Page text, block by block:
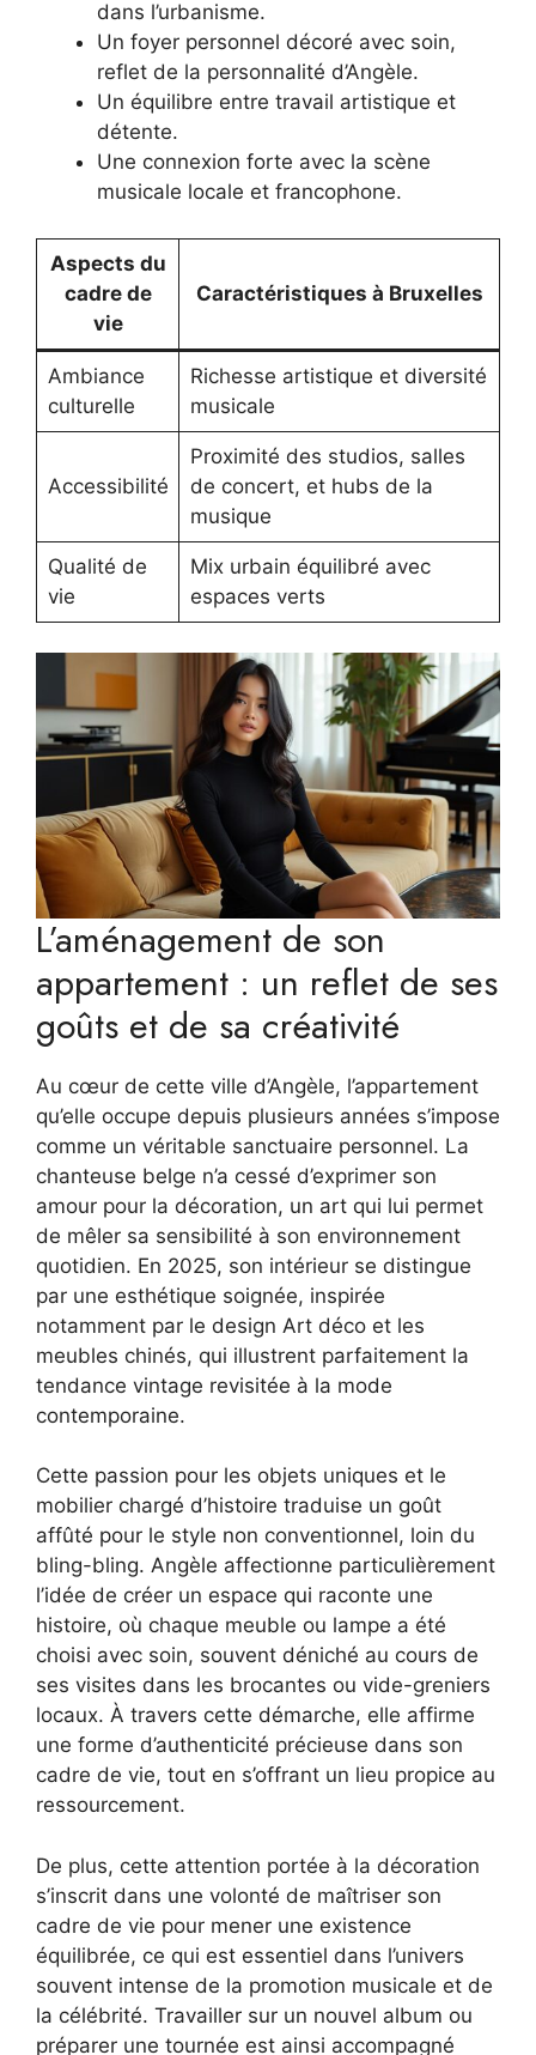
dans l’urbanisme.
Un foyer personnel décoré avec soin,
reflet de la personnalité d’Angèle.
Un équilibre entre travail artistique et
détente.
Une connexion forte avec la scène
musicale locale et francophone.
Aspects du
cadre de
vie
Caractéristiques à Bruxelles
Ambiance
culturelle
Richesse artistique et diversité
musicale
Accessibilité
Proximité des studios, salles
de concert, et hubs de la
musique
Qualité de
vie
Mix urbain équilibré avec
espaces verts
L’aménagement de son
appartement : un reflet de ses
goûts et de sa créativité
Au cœur de cette ville d’Angèle, l’appartement
qu’elle occupe depuis plusieurs années s’impose
comme un véritable sanctuaire personnel. La
chanteuse belge n’a cessé d’exprimer son
amour pour la décoration, un art qui lui permet
de mêler sa sensibilité à son environnement
quotidien. En 2025, son intérieur se distingue
par une esthétique soignée, inspirée
notamment par le design Art déco et les
meubles chinés, qui illustrent parfaitement la
tendance vintage revisitée à la mode
contemporaine.
Cette passion pour les objets uniques et le
mobilier chargé d’histoire traduise un goût
affûté pour le style non conventionnel, loin du
bling-bling. Angèle affectionne particulièrement
l’idée de créer un espace qui raconte une
histoire, où chaque meuble ou lampe a été
choisi avec soin, souvent déniché au cours de
ses visites dans les brocantes ou vide-greniers
locaux. À travers cette démarche, elle affirme
une forme d’authenticité précieuse dans son
cadre de vie, tout en s’offrant un lieu propice au
ressourcement.
De plus, cette attention portée à la décoration
s’inscrit dans une volonté de maîtriser son
cadre de vie pour mener une existence
équilibrée, ce qui est essentiel dans l’univers
souvent intense de la promotion musicale et de
la célébrité. Travailler sur un nouvel album ou
préparer une tournée est ainsi accompagné